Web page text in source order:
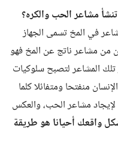
مشاعر الحب والكره؟
في المخ تسمى الجهاز
من مشاعر ناتج عن المخ فهو
المشاعر لتصبح سلوكيات
منفتحا ومتفائلا كلما
لإيجاد مشاعر الحب، والعكس
واقعك أحيانا هو طريقة